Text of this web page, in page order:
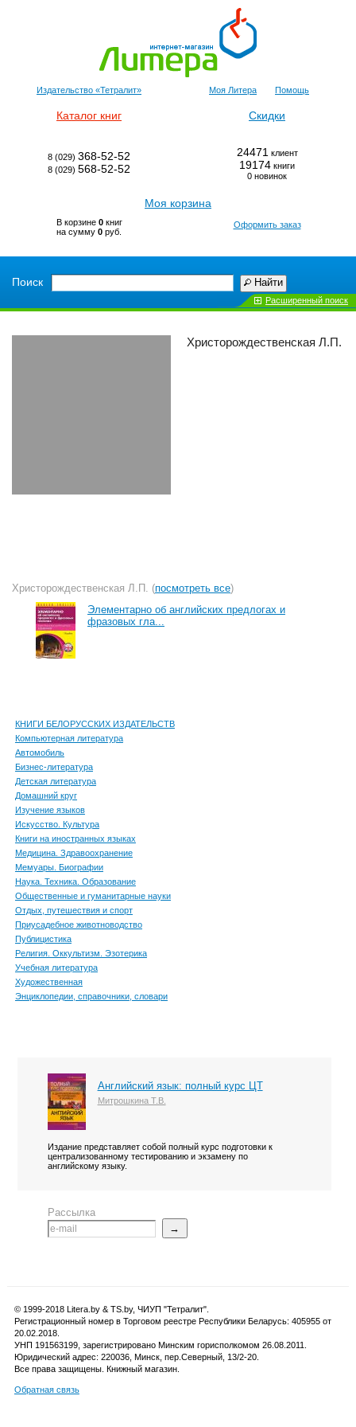
Издательство «Тетралит» Моя Литера Помощь
Каталог книг Скидки
8 (029) 368-52-52
8 (029) 568-52-52
24471 клиент
19174 книги
0 новинок
Моя корзина
В корзине 0книг
на сумму 0 руб.
Оформить заказ
Поиск Найти
Расширенный поиск
Христорождественская Л.П.
Христорождественская Л.П. (посмотреть все)
Элементарно об английских предлогах и
фразовых гла...
КНИГИ БЕЛОРУССКИХ ИЗДАТЕЛЬСТВ
Компьютерная литература
Автомобиль
Бизнес-литература
Детская литература
Домашний круг
Изучение языков
Искусство. Культура
Книги на иностранных языках
Медицина. Здравоохранение
Мемуары. Биографии
Наука. Техника. Образование
Общественные и гуманитарные науки
Отдых, путешествия и спорт
Приусадебное животноводство
Публицистика
Религия. Оккультизм. Эзотерика
Учебная литература
Художественная
Энциклопедии, справочники, словари
Английский язык: полный курс ЦТ
Митрошкина Т.В.
Издание представляет собой полный курс подготовки к
централизованному тестированию и экзамену по
английскому языку.
Рассылка
→
© 1999-2018 Litera.by & TS.by, ЧИУП "Тетралит".
Регистрационный номер в Торговом реестре Республики Беларусь: 405955 от
20.02.2018.
УНП 191563199, зарегистрировано Минским горисполкомом 26.08.2011.
Юридический адрес: 220036, Минск, пер.Северный, 13/2-20.
Все права защищены. Книжный магазин.
Обратная связь